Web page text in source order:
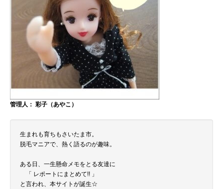
管理人： 彩子（あやこ）
生まれも育ちもさいたま市。
脱毛マニアで、熱く語るのが趣味。
ある日、一生懸命メモをとる友達に
「 レポートにまとめて!! 」
と言われ、本サイトが誕生☆